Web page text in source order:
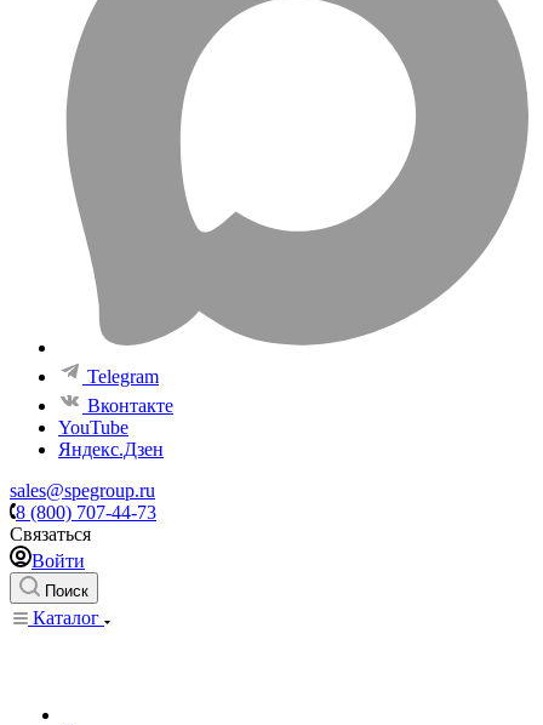
Telegram
Вконтакте
YouTube
Яндекс.Дзен
sales@spegroup.ru
8 (800) 707-44-73
Связаться
Войти
Поиск
Каталог